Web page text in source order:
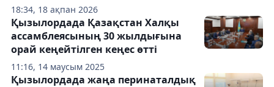
18:34, 18 ақпан 2026
11:16, 14 маусым 2025
Қызылордада Қазақстан Халқы
ассамблеясының 30 жылдығына
орай кеңейтілген кеңес өтті
Қызылордада жаңа перинаталдық